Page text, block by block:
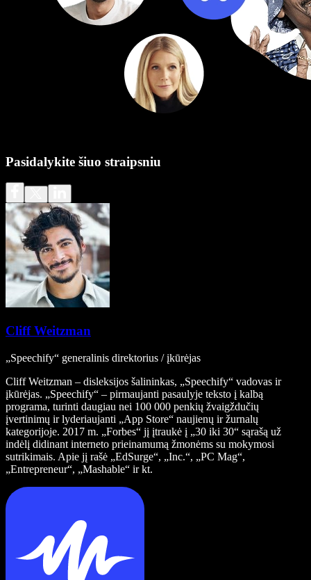
Pasidalykite šiuo straipsniu
Cliff Weitzman
„Speechify“ generalinis direktorius / įkūrėjas
Cliff Weitzman – disleksijos šalininkas, „Speechify“ vadovas ir
įkūrėjas. „Speechify“ – pirmaujanti pasaulyje teksto į kalbą
programa, turinti daugiau nei 100 000 penkių žvaigždučių
įvertinimų ir lyderiaujanti „App Store“ naujienų ir žurnalų
kategorijoje. 2017 m. „Forbes“ jį įtraukė į „30 iki 30“ sąrašą už
indėlį didinant interneto prieinamumą žmonėms su mokymosi
sutrikimais. Apie jį rašė „EdSurge“, „Inc.“, „PC Mag“,
„Entrepreneur“, „Mashable“ ir kt.